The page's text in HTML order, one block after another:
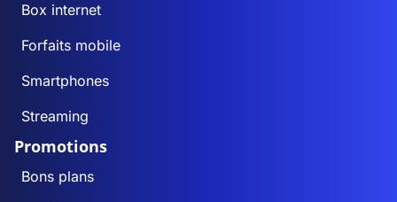
Box internet
Forfaits mobile
Smartphones
Streaming
Promotions
Bons plans